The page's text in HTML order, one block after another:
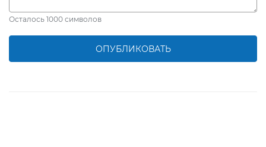
Осталось 1000 символов
ОПУБЛИКОВАТЬ